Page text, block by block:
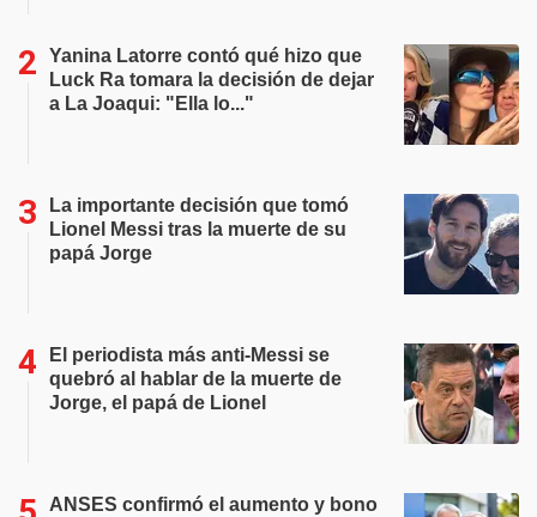
Yanina Latorre contó qué hizo que
Luck Ra tomara la decisión de dejar
a La Joaqui: "Ella lo..."
La importante decisión que tomó
Lionel Messi tras la muerte de su
papá Jorge
El periodista más anti-Messi se
quebró al hablar de la muerte de
Jorge, el papá de Lionel
ANSES confirmó el aumento y bono